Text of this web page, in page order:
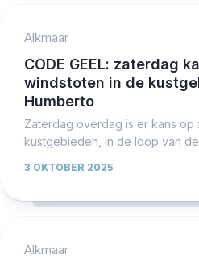
Alkmaar
CODE GEEL: zaterdag
windstoten in de
Humberto
Zaterdag overdag is er kans op
kustgebieden, in de loop van
3 OKTOBER 2025
Alkmaar